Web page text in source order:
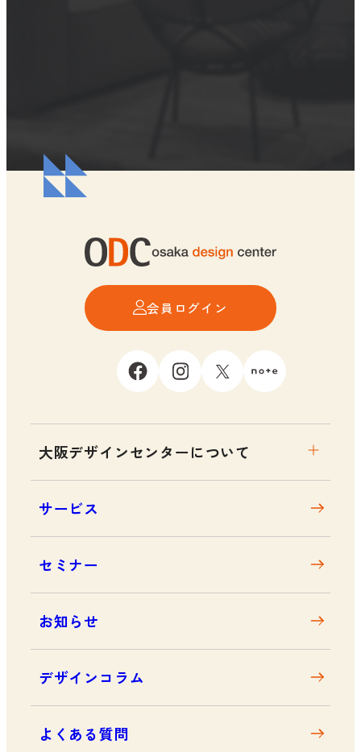
会員ログイン
大阪デザインセンターについて
デザイン経営とは
サービス
セミナー
お知らせ
デザインコラム
よくある質問